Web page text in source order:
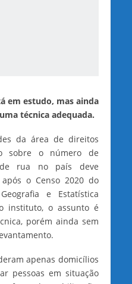
em estudo, mas ainda
técnica adequada.
da área de direitos
sobre o número de
rua no país deve
o Censo 2020 do
e Estatística
instituto, o assunto é
porém ainda sem
apenas domicílios
pessoas em situação